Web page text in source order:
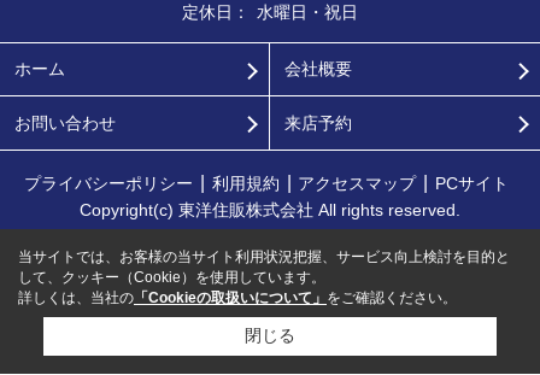
定休日：
水曜日・祝日
ホーム 会社概要
お問い合わせ 来店予約
プライバシーポリシー 利用規約 アクセスマップ
PCサイト
Copyright(c) 東洋住販株式会社 All rights reserved.
当サイトでは、お客様の当サイト利用状況把握、サービス向上検討を目的と
して、クッキー（Cookie）を使用しています。
詳しくは、当社の 「Cookieの取扱いについて」 をご確認ください。
閉じる